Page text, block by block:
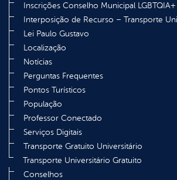
Inscrições Conselho Municipal LGBTQIA+
Interposição de Recurso – Transporte
Lei Paulo Gustavo
Localização
Notícias
Perguntas Frequentes
Pontos Turísticos
População
Professor Conectado
Serviços Digitais
Transporte Gratuito Universitário
Transporte Universitário Gratuito
Conselhos